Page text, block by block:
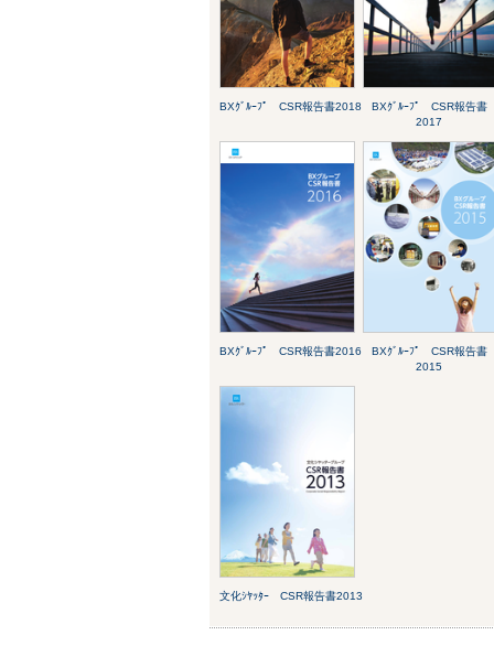
BXｸﾞﾙｰﾌﾟ CSR報告書2018
BXｸﾞﾙｰﾌﾟ CSR報告書
2017
BXｸﾞﾙｰﾌﾟ CSR報告書2016
BXｸﾞﾙｰﾌﾟ CSR報告書
2015
文化ｼﾔｯﾀｰ CSR報告書2013